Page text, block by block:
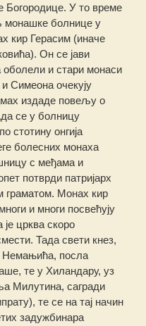
Богородице. У то време
монашке болнице у
кир Герасим (иначе
Он се јави
оболели и стари монаси
Симеона очекују
издаде повељу о
се у болницу
стотину онгија
болесних монаха
с међама и
потврди патријарх
граматом. Монах кир
и многи посвећују
црква скоро
Тада свети кнез,
Немањића, посла
те у Хиландару, уз
Милутина, сагради
те се на тај начин
задужбинара